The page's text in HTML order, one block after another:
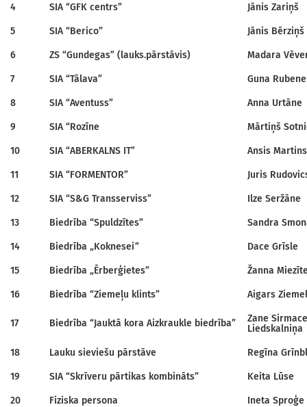
4 SIA “GFK centrs” Jānis Zariņš
5 SIA “Berico” Jānis Bērziņš
6 ZS “Gundegas” (lauks.pārstāvis) Madara
7 SIA “Tālava” Guna Rubene
8 SIA “Aventuss” Anna Urtāne
9 SIA “Rozīne Mārtiņš
10 SIA “ABERKALNS IT” Ansis
11 SIA “FORMENTOR” Juris
12 SIA “S&G Transserviss” Ilze Seržāne
13 Biedrība “Spuldzītes” Sandra
14 Biedrība „Koknesei” Dace Grīsle
15 Biedrība „Ērberģietes” Žanna
16 Biedrība “Ziemeļu klints” Aigars
17 Biedrība “Jauktā kora Aizkraukle biedrība”
Zane
Liedskalniņa
18 Lauku sieviešu pārstāve Regīna
19 SIA “Skrīveru pārtikas kombināts” Keita Lūse
20 Fiziska persona Ineta Sproģe